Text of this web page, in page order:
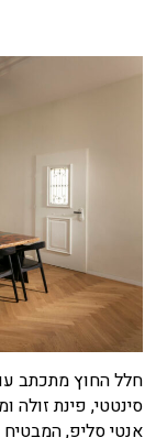
חלל החוץ מתכתב
סינטטי, פינת זולה
אנטי סליפ, המבטיח